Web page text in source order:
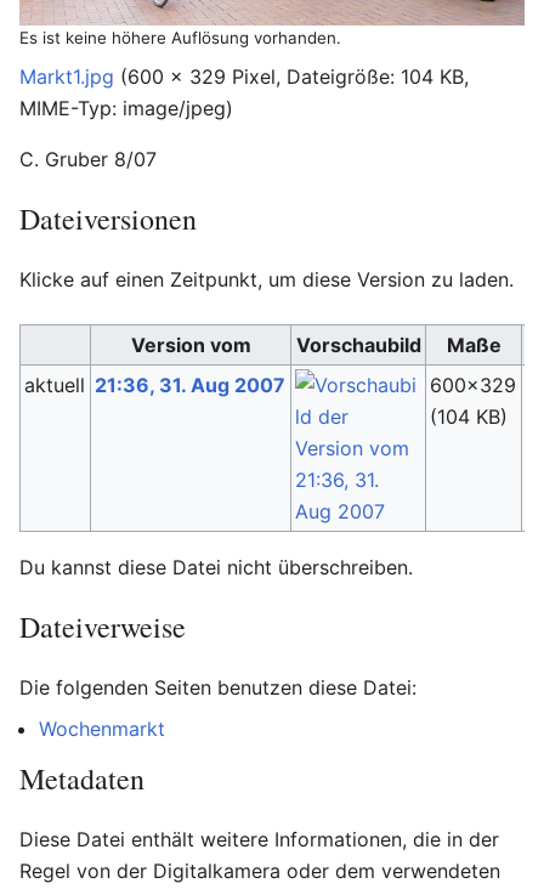
Es ist keine höhere Auflösung vorhanden.
Markt1.jpg (600 × 329 Pixel, Dateigröße: 104 KB,
MIME-Typ: image/jpeg)
C. Gruber 8/07
Dateiversionen
Klicke auf einen Zeitpunkt, um diese Version zu laden.
Version vom Vorschaubild
Maße
aktuell 21:36, 31. Aug 2007
600×329
(104 KB)
Du kannst diese Datei nicht überschreiben.
Dateiverweise
Die folgenden Seiten benutzen diese Datei:
Wochenmarkt
Metadaten
Diese Datei enthält weitere Informationen, die in der
Regel von der Digitalkamera oder dem verwendeten